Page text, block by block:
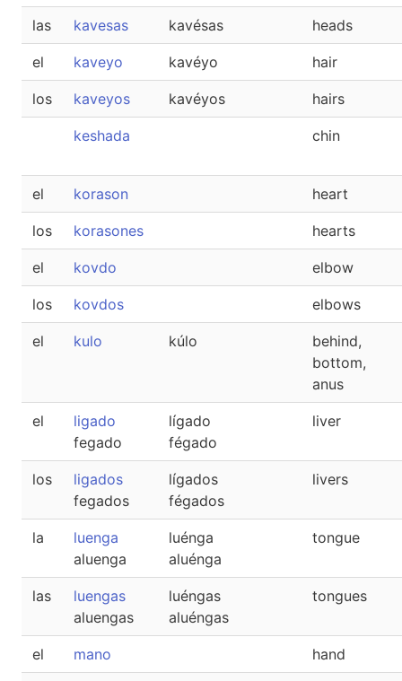
las kavesas kavésas heads
el kaveyo kavéyo hair
los kaveyos kavéyos hairs
keshada chin
el korason heart
los korasones hearts
el kovdo elbow
los kovdos elbows
el kulo kúlo
behind,
bottom,
anus
el
ligado
fegado
lígado
fégado
liver
los
ligados
fegados
lígados
fégados
livers
la
luenga
aluenga
luénga
aluénga
tongue
las
luengas
aluengas
luéngas
aluéngas
tongues
el mano hand